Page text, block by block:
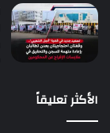
الأكثر تعليقاً